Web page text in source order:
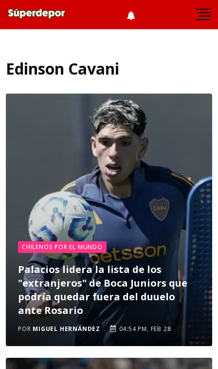
Edinson Cavani
CHILENOS POR EL MUNDO
Palacios lidera la lista de los
"extranjeros" de Boca Juniors que
podría quedar fuera del duuelo
ante Rosario
POR MIGUEL HERNÁNDEZ 04:54 PM, FEB 28